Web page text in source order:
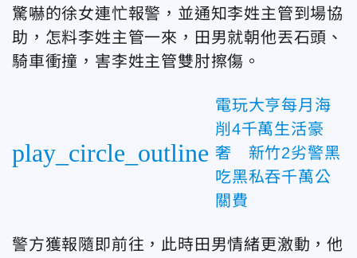
驚嚇的徐女連忙報警，並通知李姓主管到場協
助，怎料李姓主管一來，田男就朝他丟石頭、
騎車衝撞，害李姓主管雙肘擦傷。
play_circle_outline
電玩大亨每月海
削4千萬生活豪
奢 新竹2劣警黑
吃黑私吞千萬公
關費
警方獲報隨即前往，此時田男情緒更激動，他